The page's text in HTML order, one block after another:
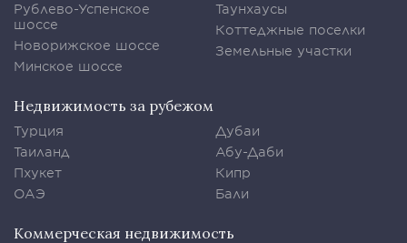
Рублево-Успенское
шоссе
Новорижское шоссе
Минское шоссе
Таунхаусы
Коттеджные поселки
Земельные участки
Недвижимость за рубежом
Турция
Таиланд
Пхукет
ОАЭ
Дубаи
Абу-Даби
Кипр
Бали
Коммерческая недвижимость